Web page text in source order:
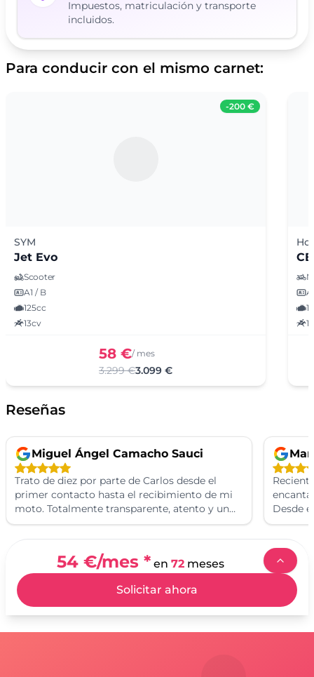
Impuestos, matriculación y transporte
incluidos.
Para conducir con el mismo carnet:
-200 €
SYM
Jet Evo
Scooter
A1 / B
125cc
13cv
58 €/ mes
3.299 €3.099 €
Reseñas
Miguel Ángel Camacho Sauci
Trato de diez por parte de Carlos desde el
primer contacto hasta el recibimiento de mi
moto. Totalmente transparente, atento y un
trabajado de diez. Volvería a comprar
nuevamente sin duda alguna. Un cordial
Desde
Carlos
fue
54 €/mes * en 72meses
Solicitar ahora